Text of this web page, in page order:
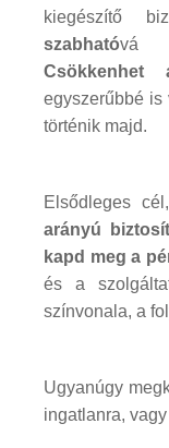
kiegészítő
szabhatóvá
Csökkenhet
egyszerűbbé is
történik majd.
Elsődleges
arányú
kapd meg a
és a
színvonala, a
Ugyanúgy
ingatlanra,